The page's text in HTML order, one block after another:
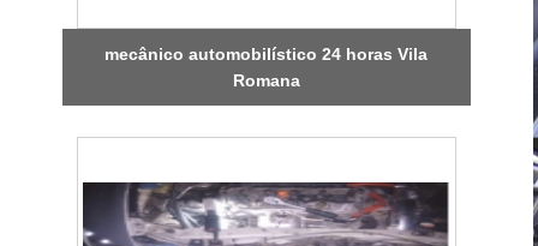
mecânico automobilístico 24 horas Vila
Romana